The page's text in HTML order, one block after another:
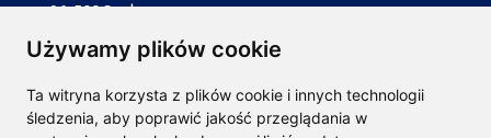
Używamy plików cookie
Ta witryna korzysta z plików cookie i innych technologii
śledzenia, aby poprawić jakość przeglądania w
96-500 Sochaczew
Informacje
Płatności